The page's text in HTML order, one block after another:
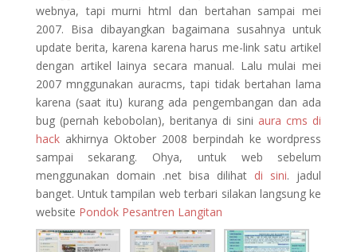
webnya, tapi murni html dan bertahan sampai mei
2007. Bisa dibayangkan bagaimana susahnya untuk
update berita, karena karena harus me-link satu artikel
dengan artikel lainya secara manual. Lalu mulai mei
2007 mnggunakan auracms, tapi tidak bertahan lama
karena (saat itu) kurang ada pengembangan dan ada
bug (pernah kebobolan), beritanya di sini aura cms di
hackakhirnya Oktober 2008 berpindah ke wordpress
sampai sekarang. Ohya, untuk web sebelum
menggunakan domain .net bisa dilihat di sini. jadul
banget. Untuk tampilan web terbari silakan langsung ke
website Pondok Pesantren Langitan